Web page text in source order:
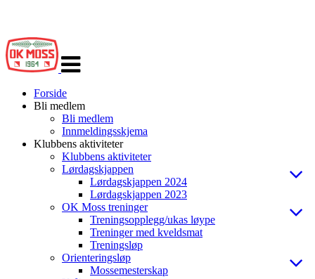
navigasjon
Forside
Bli medlem
Bli medlem
Innmeldingsskjema
Klubbens aktiviteter
Klubbens aktiviteter
Lørdagskjappen
Lørdagskjappen 2024
Lørdagskjappen 2023
OK Moss treninger
Treningsopplegg/ukas løype
Treninger med kveldsmat
Treningsløp
Orienteringsløp
Mossemesterskap